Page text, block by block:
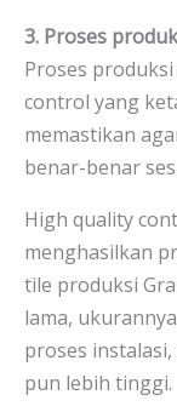
3. Proses
Proses
control yang
memastikan
benar-benar
High quality
menghasilkan
tile produksi
lama,
proses
pun lebih tinggi.